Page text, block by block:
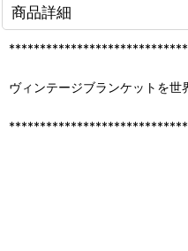
商品詳細
ヴィンテージブランケットを世